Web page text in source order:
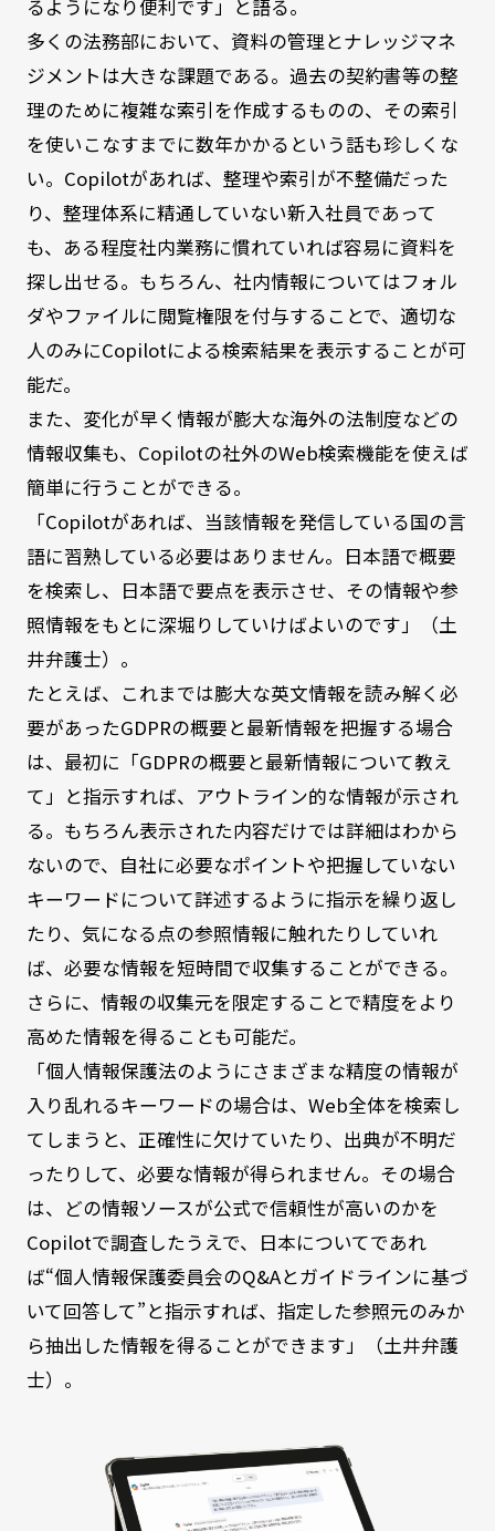
るようになり便利です」と語る。
多くの法務部において、資料の管理とナレッジマネ
ジメントは大きな課題である。過去の契約書等の整
理のために複雑な索引を作成するものの、その索引
を使いこなすまでに数年かかるという話も珍しくな
い。Copilotがあれば、整理や索引が不整備だった
り、整理体系に精通していない新入社員であって
も、ある程度社内業務に慣れていれば容易に資料を
探し出せる。もちろん、社内情報についてはフォル
ダやファイルに閲覧権限を付与することで、適切な
人のみにCopilotによる検索結果を表示することが可
能だ。
また、変化が早く情報が膨大な海外の法制度などの
情報収集も、Copilotの社外のWeb検索機能を使えば
簡単に行うことができる。
「Copilotがあれば、当該情報を発信している国の言
語に習熟している必要はありません。日本語で概要
を検索し、日本語で要点を表示させ、その情報や参
照情報をもとに深堀りしていけばよいのです」（土
井弁護士）。
たとえば、これまでは膨大な英文情報を読み解く必
要があったGDPRの概要と最新情報を把握する場合
は、最初に「GDPRの概要と最新情報について教え
て」と指示すれば、アウトライン的な情報が示され
る。もちろん表示された内容だけでは詳細はわから
ないので、自社に必要なポイントや把握していない
キーワードについて詳述するように指示を繰り返し
たり、気になる点の参照情報に触れたりしていれ
ば、必要な情報を短時間で収集することができる。
さらに、情報の収集元を限定することで精度をより
高めた情報を得ることも可能だ。
「個人情報保護法のようにさまざまな精度の情報が
入り乱れるキーワードの場合は、Web全体を検索し
てしまうと、正確性に欠けていたり、出典が不明だ
ったりして、必要な情報が得られません。その場合
は、どの情報ソースが公式で信頼性が高いのかを
Copilotで調査したうえで、日本についてであれ
ば“個人情報保護委員会のQ&Aとガイドラインに基づ
いて回答して”と指示すれば、指定した参照元のみか
ら抽出した情報を得ることができます」（土井弁護
士）。